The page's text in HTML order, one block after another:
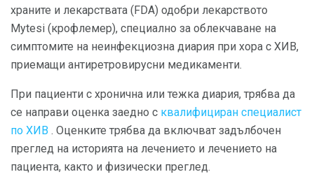
храните и лекарствата (FDA) одобри лекарството
Mytesi (крофлемер), специално за облекчаване на
симптомите на неинфекциозна диария при хора с ХИВ,
приемащи антиретровирусни медикаменти.
При пациенти с хронична или тежка диария, трябва да
се направи оценка заедно с квалифициран специалист
по ХИВ . Оценките трябва да включват задълбочен
преглед на историята на лечението и лечението на
пациента, както и физически преглед.